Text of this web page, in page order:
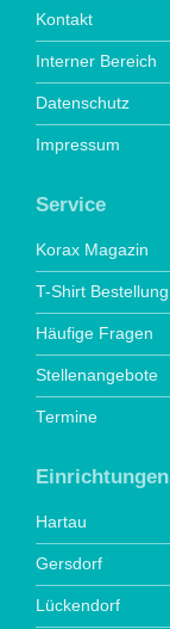
Kontakt
Interner Bereich
Datenschutz
Impressum
Service
Korax Magazin
T-Shirt Bestellung
Häufige Fragen
Stellenangebote
Termine
Einrichtungen
Hartau
Gersdorf
Lückendorf